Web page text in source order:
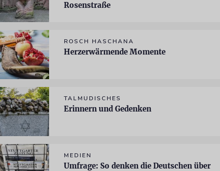
Rosenstraße
ROSCH HASCHANA
Herzerwärmende Momente
TALMUDISCHES
Erinnern und Gedenken
MEDIEN
Umfrage: So denken die Deutschen über